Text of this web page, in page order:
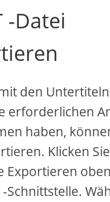
-Datei
den
erforderlichen
haben,
Klicken
Exportieren
Schnittstelle.